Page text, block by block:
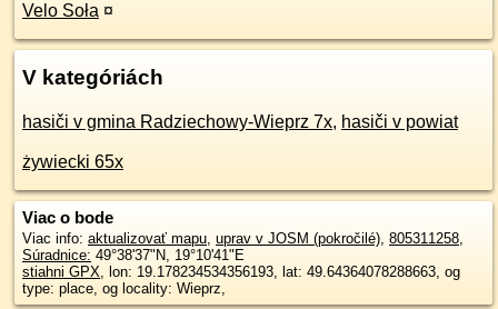
Velo Soła ¤
V kategóriách
hasiči v gmina Radziechowy-Wieprz 7x, hasiči v powiat
żywiecki 65x
Viac o bode
Viac info: aktualizovať mapu, uprav v JOSM (pokročilé), 805311258,
Súradnice: 49°38'37"N, 19°10'41"E
stiahni GPX, lon: 19.178234534356193, lat: 49.64364078288663, og
type: place, og locality: Wieprz,